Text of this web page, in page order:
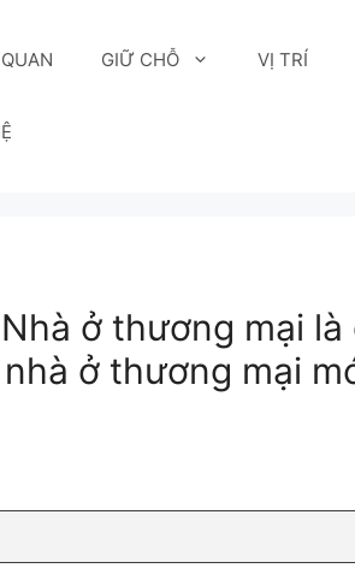
GIỮ CHỖ VỊ TRÍ
ở thương mại là
ở thương mại